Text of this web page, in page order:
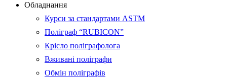
Обладнання
Курси за стандартами ASTM
Поліграф “RUBICON”
Крісло поліграфолога
Вживані поліграфи
Обмін поліграфів